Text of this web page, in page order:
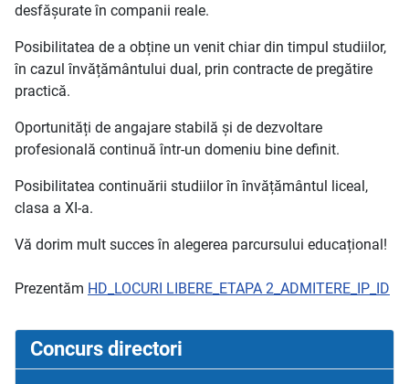
desfășurate în companii reale.
Posibilitatea de a obține un venit chiar din timpul studiilor,
în cazul învățământului dual, prin contracte de pregătire
practică.
Oportunități de angajare stabilă și de dezvoltare
profesională continuă într-un domeniu bine definit.
Posibilitatea continuării studiilor în învățământul liceal,
clasa a XI-a.
Vă dorim mult succes în alegerea parcursului educațional!
Prezentăm HD_LOCURI LIBERE_ETAPA 2_ADMITERE_IP_ID
Concurs directori